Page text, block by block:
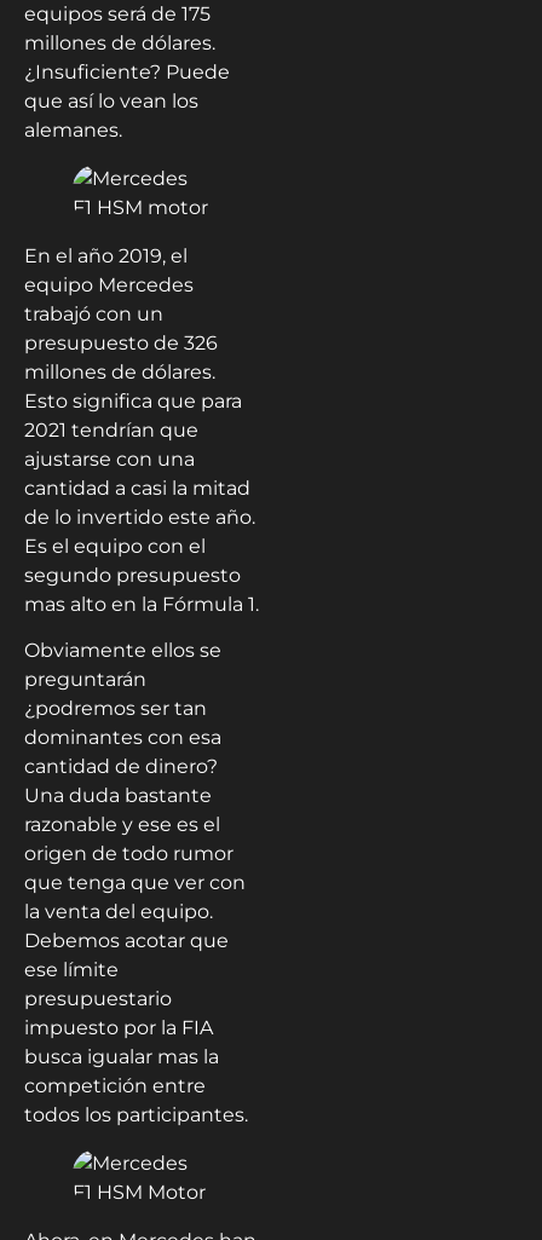
equipos será de 175
millones de dólares.
¿Insuficiente? Puede
que así lo vean los
alemanes.
En el año 2019, el
equipo Mercedes
trabajó con un
presupuesto de 326
millones de dólares.
Esto significa que para
2021 tendrían que
ajustarse con una
cantidad a casi la mitad
de lo invertido este año.
Es el equipo con el
segundo presupuesto
mas alto en la Fórmula 1.
Obviamente ellos se
preguntarán
¿podremos ser tan
dominantes con esa
cantidad de dinero?
Una duda bastante
razonable y ese es el
origen de todo rumor
que tenga que ver con
la venta del equipo.
Debemos acotar que
ese límite
presupuestario
impuesto por la FIA
busca igualar mas la
competición entre
todos los participantes.